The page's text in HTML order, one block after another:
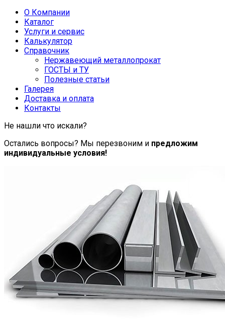
О Компании
Каталог
Услуги и сервис
Калькулятор
Справочник
Нержавеющий металлопрокат
ГОСТЫ и ТУ
Полезные статьи
Галерея
Доставка и оплата
Контакты
Не нашли что искали?
Остались вопросы? Мы перезвоним и предложим
индивидуальные условия!